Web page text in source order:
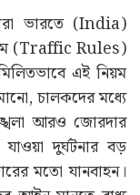
ভারতে (India)
(Traffic Rules)
এই নিয়ম
চালকদের মধ্যে
আরও জোরদার
দুর্ঘটনার বড়
মতো যানবাহন।